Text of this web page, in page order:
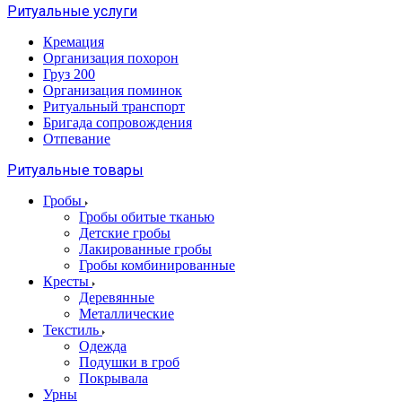
Ритуальные услуги
Кремация
Организация похорон
Груз 200
Организация поминок
Ритуальный транспорт
Бригада сопровождения
Отпевание
Ритуальные товары
Гробы
Гробы обитые тканью
Детские гробы
Лакированные гробы
Гробы комбинированные
Кресты
Деревянные
Металлические
Текстиль
Одежда
Подушки в гроб
Покрывала
Урны